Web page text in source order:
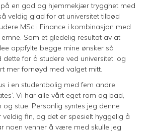
en god og hjemmekjær trygghet med
veldig glad for at universitet tilbød
MSc i Finance i kombinasjon med
Som et gledelig resultat av at
oppfylte begge mine ønsker så
dette for å studere ved universitet, og
mer fornøyd med valget mitt.
i en studentbolig med fem andre
Vi har alle vårt eget rom og bad,
og stue. Personlig syntes jeg denne
veldig fin, og det er spesielt hyggelig å
noen venner å være med skulle jeg